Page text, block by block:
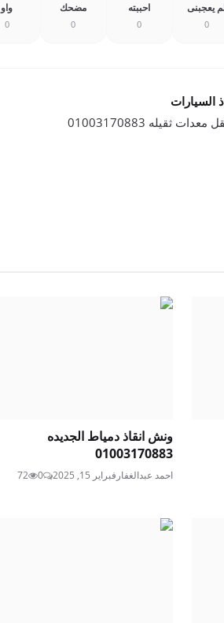
يعجبنى
0
احببته
0
مضحك
0
واو
0
السيارات
ثقيله 01003170883
ونش انقاذ دمياط الجديده
01003170883
احمد عبدالغفار فبراير 15, 2025 0
72